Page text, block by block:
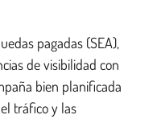
pagadas (SEA),
de visibilidad con
bien planificada
tráfico y las